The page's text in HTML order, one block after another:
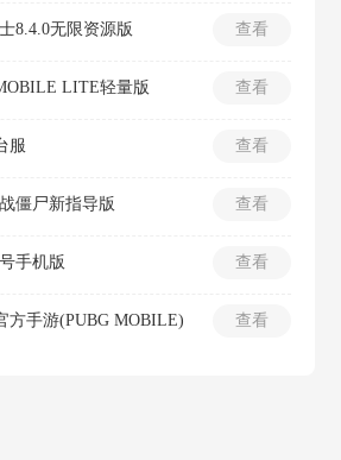
查看
8.4.0无限资源版
查看
LITE轻量版
查看
服
查看
僵尸新指导版
查看
手机版
查看
方手游(PUBG MOBILE)